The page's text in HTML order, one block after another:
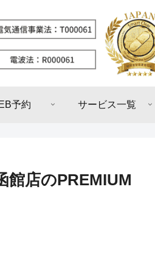
予約 サービス一覧
館店のPREMIUM